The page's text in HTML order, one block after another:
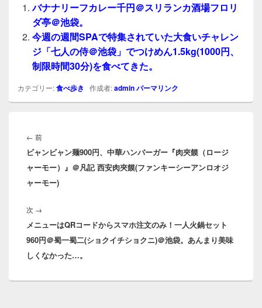
バナナリーフカレー千円＠スリランカ酒場フロリ
ダ亭＠池袋。
今週の週間SPAで特集されていた大食いチャレン
ジ「七人の侍＠池袋」でつけめん1.5kg(1000円、
制限時間30分)を食べてきた。
カテゴリー:食べ歩き 作成者:adminパーマリンク
稿
ナ
ゲ
ー
ョ
ン
← 前前
の
投
稿:
ビャンビャン麺900円、中華ハンバーガー『肉夾饃（ロージ
ャーモー）』＠凡記 西安肉夾饃(ファンキーシーアンロオジ
ャーモー)
次 →
の
投
稿:
メニューはQRコードからスマホ注文のみ！一人火鍋セット
960円＠蜀一蜀二(ショクイチショクニ)＠池袋。あんまり美味
しくなかった…。